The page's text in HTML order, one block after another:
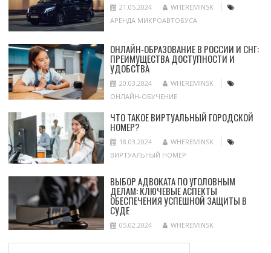
21.05.2024
WHEREMINSK
АРЕНДА МИКРОАВТОБУСА
ОНЛАЙН-ОБРАЗОВАНИЕ В РОССИИ И СНГ:
ПРЕИМУЩЕСТВА ДОСТУПНОСТИ И
УДОБСТВА
20.03.2024
WHEREMINSK
ОНЛАЙН-ОБУЧЕНИЕ
ЧТО ТАКОЕ ВИРТУАЛЬНЫЙ ГОРОДСКОЙ
НОМЕР?
18.03.2024
WHEREMINSK
ВИРТУАЛЬНЫЙ НОМЕР
ВЫБОР АДВОКАТА ПО УГОЛОВНЫМ
ДЕЛАМ: КЛЮЧЕВЫЕ АСПЕКТЫ
ОБЕСПЕЧЕНИЯ УСПЕШНОЙ ЗАЩИТЫ В
СУДЕ
05.02.2024 WHEREMINSK